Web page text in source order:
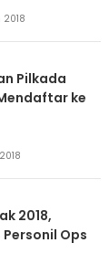
Pilkada
ke
2018,
Ops